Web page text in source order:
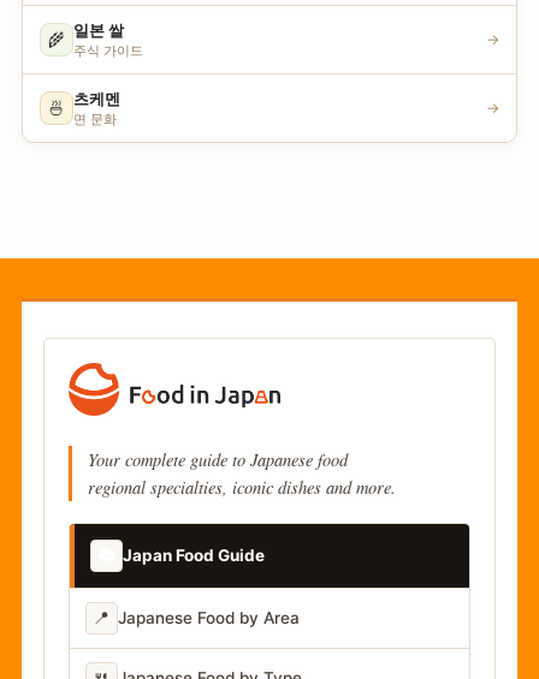
🌾 일본 쌀
주식 가이드
→
🍜 츠케멘
면 문화
→
Your complete guide to Japanese food
regional specialties, iconic dishes and more.
Japan Food Guide
📍 Japanese Food by Area